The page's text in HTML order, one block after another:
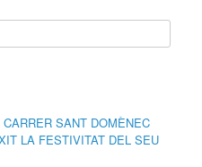
SANT DOMÈNEC
LA FESTIVITAT DEL SEU